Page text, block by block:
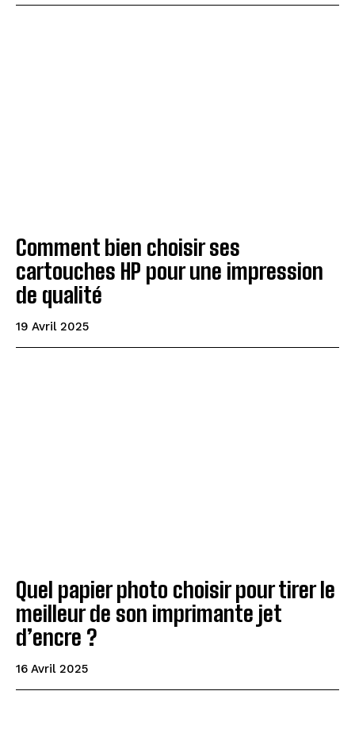
Comment bien choisir ses
cartouches HP pour une impression
de qualité
19 Avril 2025
Quel papier photo choisir pour tirer le
meilleur de son imprimante jet
d’encre ?
16 Avril 2025